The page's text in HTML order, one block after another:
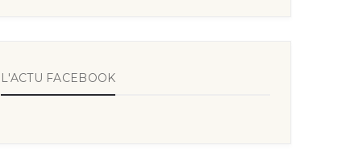
L'ACTU FACEBOOK